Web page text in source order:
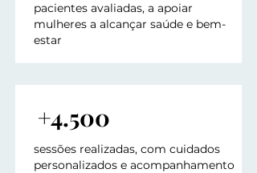
pacientes avaliadas, a apoiar
mulheres a alcançar saúde e bem-
estar
+4.500
sessões realizadas, com cuidados
personalizados e acompanhamento